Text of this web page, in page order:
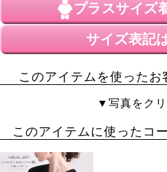
今では年下の彼とデートする時
必ず着てデートに行ってます。
彼も可愛いって喜んでくれるの
なかよし
4
購入者
2020/03/05
女の子らしいシルエットで好き
プラスサイズ
サイズ表記
このアイテムを使ったお
▼写真をク
このアイテムに使ったコ